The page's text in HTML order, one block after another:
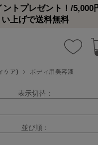
トプレゼント！/5,000
い上げで送料無料
ケア) ボディ用美容液
表示切替：
並び順：